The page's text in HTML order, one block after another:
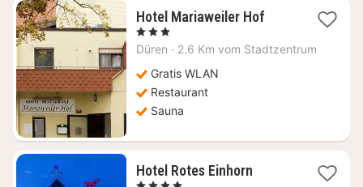
Hotel Mariaweiler Hof1
ab
, 3 Sterne
Düren · 2.6 Km vom Stadtzentrum
Gratis WLAN
Restaurant
Sauna
Hotel Rotes Einhorn1